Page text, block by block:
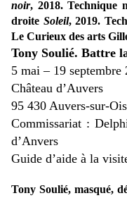
noir, 2018. Technique
droite Soleil, 2019.
Le Curieux des arts
Tony Soulié. Battre
5 mai – 19 septembre
Château d’Auvers
95 430 Auvers-sur-
Commissariat :
d’Anvers
Guide d’aide à la
Tony Soulié, masqué,